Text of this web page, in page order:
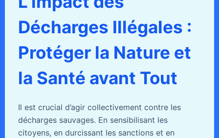
Décharges Illégales :
Protéger la Nature et
la Santé avant Tout
Il est crucial d’agir collectivement contre les
décharges sauvages. En sensibilisant les
citoyens, en durcissant les sanctions et en